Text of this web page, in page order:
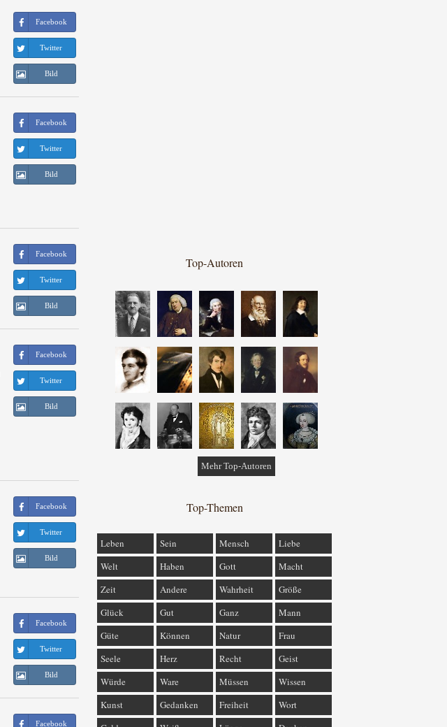
Facebook
Twitter
Bild
Facebook
Twitter
Bild
Facebook
Twitter
Bild
Facebook
Twitter
Bild
Facebook
Twitter
Bild
Facebook
Twitter
Bild
Facebook
Top-Autoren
Mehr Top-Autoren
Top-Themen
Leben Sein Mensch
Liebe
Welt
Haben Gott
Macht
Zeit
Andere Wahrheit
Größe
Glück
Gut Ganz
Mann
Güte
Können Natur
Frau
Seele
Herz Recht
Geist
Würde
Ware Müssen
Wissen
Kunst
Gedanken Freiheit
Wort